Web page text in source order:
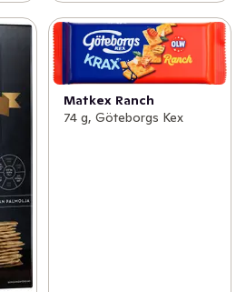
Matkex Ranch
74 g, Göteborgs Kex